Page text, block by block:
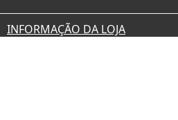
INFORMAÇÃO DA LOJA